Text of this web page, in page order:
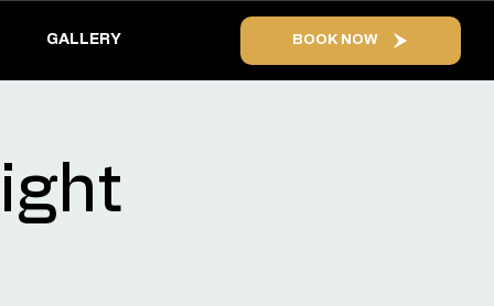
BOOK NOW
GALLERY